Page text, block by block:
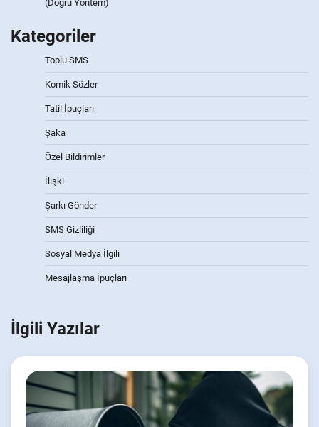
(Doğru Yöntem)
Kategoriler
Toplu SMS
Komik Sözler
Tatil İpuçları
Şaka
Özel Bildirimler
İlişki
Şarkı Gönder
SMS Gizliliği
Sosyal Medya İlgili
Mesajlaşma İpuçları
İlgili Yazılar